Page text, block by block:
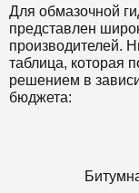
Для обмазочной
представлен
производителей.
таблица, которая
решением в
бюджета: